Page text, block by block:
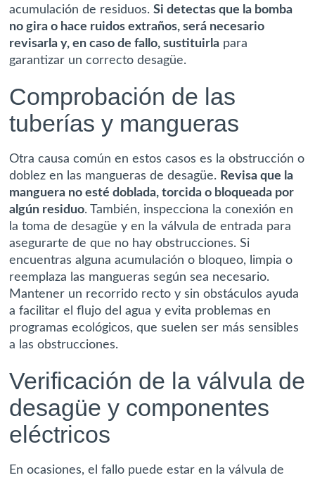
acumulación de residuos.Si detectas que la bomba
no gira o hace ruidos extraños, será necesario
revisarla y, en caso de fallo, sustituirla para
garantizar un correcto desagüe.
Comprobación de las
tuberías y mangueras
Otra causa común en estos casos es la obstrucción o
doblez en las mangueras de desagüe. Revisa que la
manguera no esté doblada, torcida o bloqueada por
algún residuo. También, inspecciona la conexión en
la toma de desagüe y en la válvula de entrada para
asegurarte de que no hay obstrucciones. Si
encuentras alguna acumulación o bloqueo, limpia o
reemplaza las mangueras según sea necesario.
Mantener un recorrido recto y sin obstáculos ayuda
a facilitar el flujo del agua y evita problemas en
programas ecológicos, que suelen ser más sensibles
a las obstrucciones.
Verificación de la válvula de
desagüe y componentes
eléctricos
En ocasiones, el fallo puede estar en la válvula de